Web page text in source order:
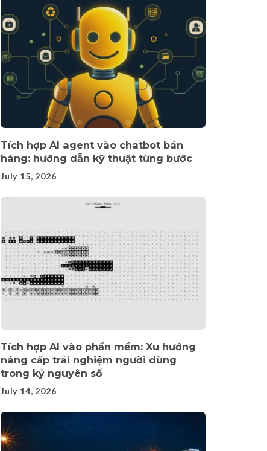
Tích hợp AI agent vào chatbot bán
hàng: hướng dẫn kỹ thuật từng bước
July 15, 2026
Tích hợp AI vào phần mềm: Xu hướng
nâng cấp trải nghiệm người dùng
trong kỷ nguyên số
July 14, 2026